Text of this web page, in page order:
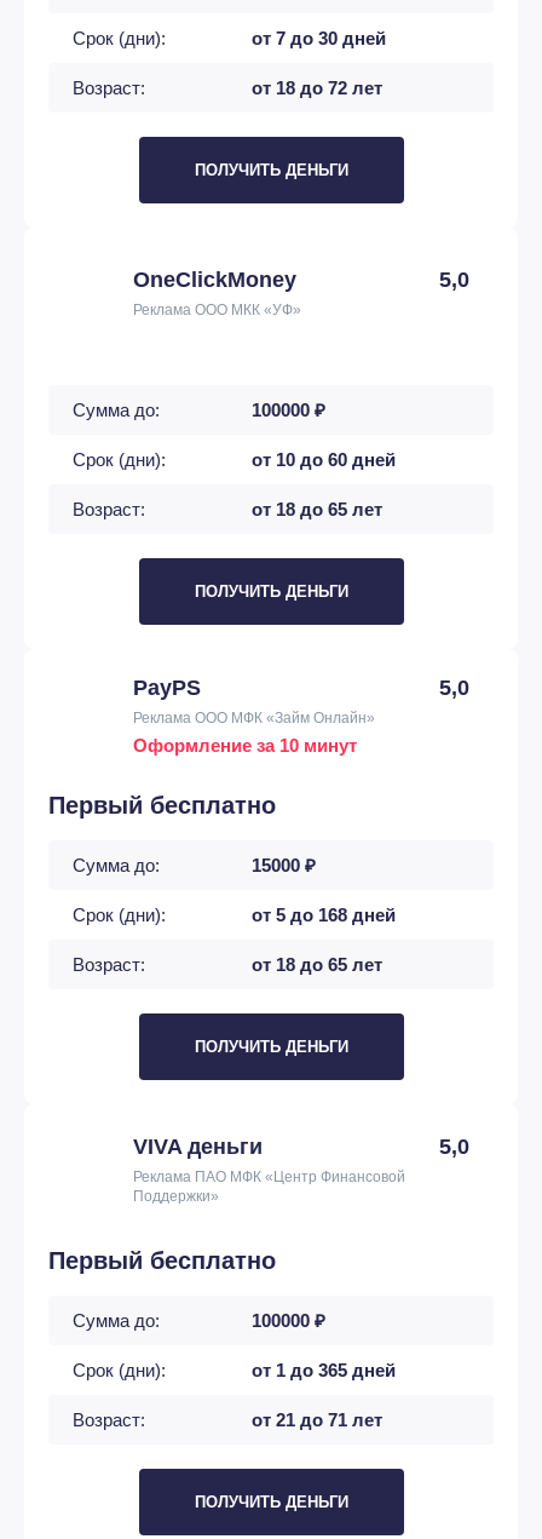
Срок (дни): от 7 до 30 дней
Возраст: от 18 до 72 лет
ПОЛУЧИТЬ ДЕНЬГИ
OneClickMoney 5,0
Реклама ООО МКК «УФ»
Сумма до: 100000 ₽
Срок (дни): от 10 до 60 дней
Возраст: от 18 до 65 лет
ПОЛУЧИТЬ ДЕНЬГИ
PayPS 5,0
Реклама ООО МФК «Займ Онлайн»
Оформление за 10 минут
Первый бесплатно
Сумма до: 15000 ₽
Срок (дни): от 5 до 168 дней
Возраст: от 18 до 65 лет
ПОЛУЧИТЬ ДЕНЬГИ
VIVA деньги 5,0
Реклама ПАО МФК «Центр Финансовой
Поддержки»
Первый бесплатно
Сумма до: 100000 ₽
Срок (дни): от 1 до 365 дней
Возраст: от 21 до 71 лет
ПОЛУЧИТЬ ДЕНЬГИ